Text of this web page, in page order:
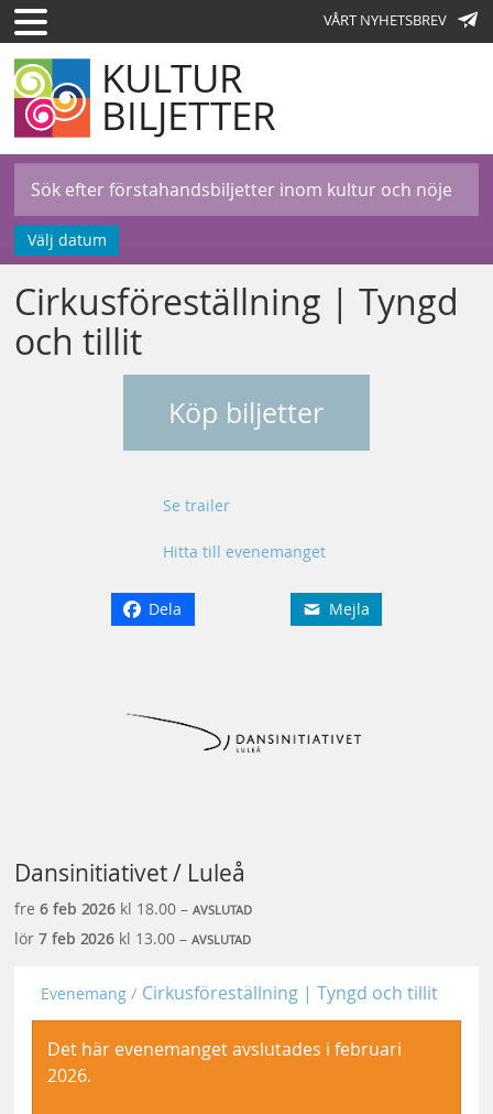
VÅRT NYHETSBREV
KULTUR
BILJETTER
Välj datum
Cirkusföreställning | Tyngd
och tillit
Köp biljetter
Se trailer
Hitta till evenemanget
Dela Mejla
Dansinitiativet / Luleå
fre6 feb 2026 kl 18.00 –AVSLUTAD
lör7 feb 2026 kl 13.00 –AVSLUTAD
Evenemang Cirkusföreställning | Tyngd och tillit
Det här evenemanget avslutades i februari
2026.